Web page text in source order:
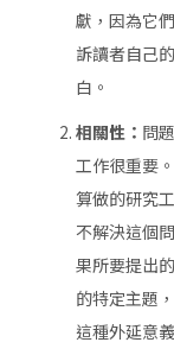
獻，因為它
訴讀者自己
白。
相關性： 問
工作很重要
算做的研究
不解決這個
果所要提出
的特定主題
這種外延意